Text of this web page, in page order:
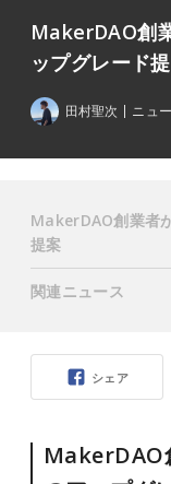
MakerDAO創
ップグレード
田村聖次 ニュ
シェア
MakerDAO
MakerDAO創業者
提案
関連ニュース